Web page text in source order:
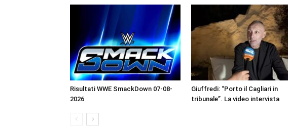
Risultati WWE SmackDown 07-08-
2026
Giuffredi: “Porto il Cagliari in
tribunale”. La video intervista